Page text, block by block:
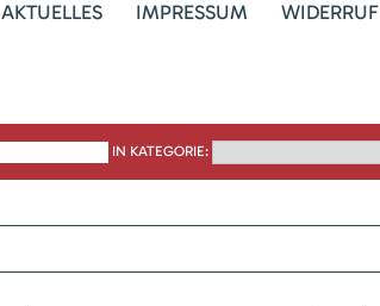
AKTUELLES IMPRESSUM WIDERRUF
IN KATEGORIE: